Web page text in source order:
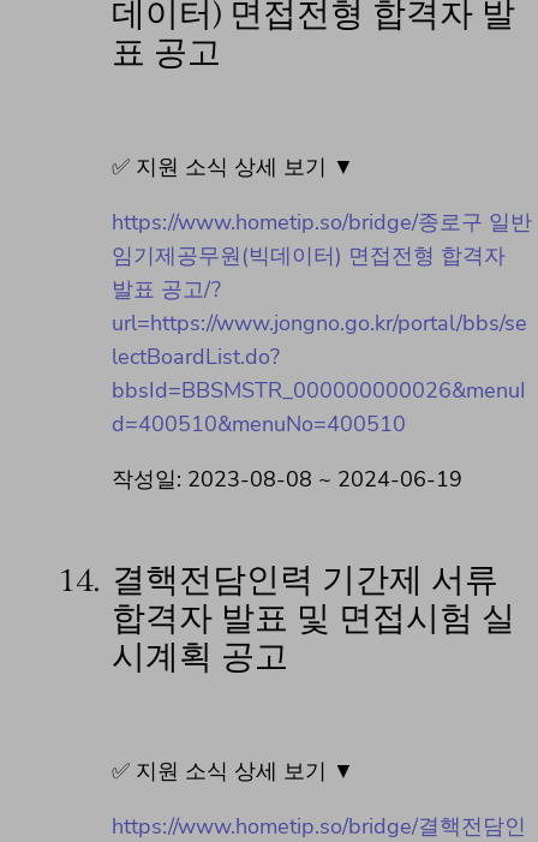
데이터) 면접전형 합격자 발
표 공고
✅ 지원 소식 상세 보기 ▼
https://www.hometip.so/bridge/종로구 일반
임기제공무원(빅데이터) 면접전형 합격자
발표 공고/?
url=https://www.jongno.go.kr/portal/bbs/se
lectBoardList.do?
bbsId=BBSMSTR_000000000026&menuI
d=400510&menuNo=400510
작성일: 2023-08-08 ~ 2024-06-19
14. 결핵전담인력 기간제 서류
합격자 발표 및 면접시험 실
시계획 공고
✅ 지원 소식 상세 보기 ▼
https://www.hometip.so/bridge/결핵전담인